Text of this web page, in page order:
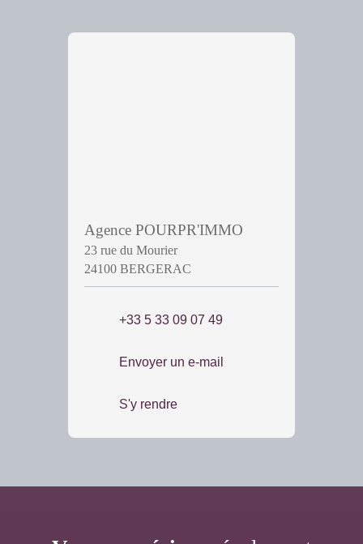
Agence POURPR'IMMO
23 rue du Mourier
24100 BERGERAC
+33 5 33 09 07 49
Envoyer un e-mail
S'y rendre